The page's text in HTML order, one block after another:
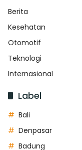
Berita
Kesehatan
Otomotif
Teknologi
Internasional
Label
Bali
Denpasar
Badung